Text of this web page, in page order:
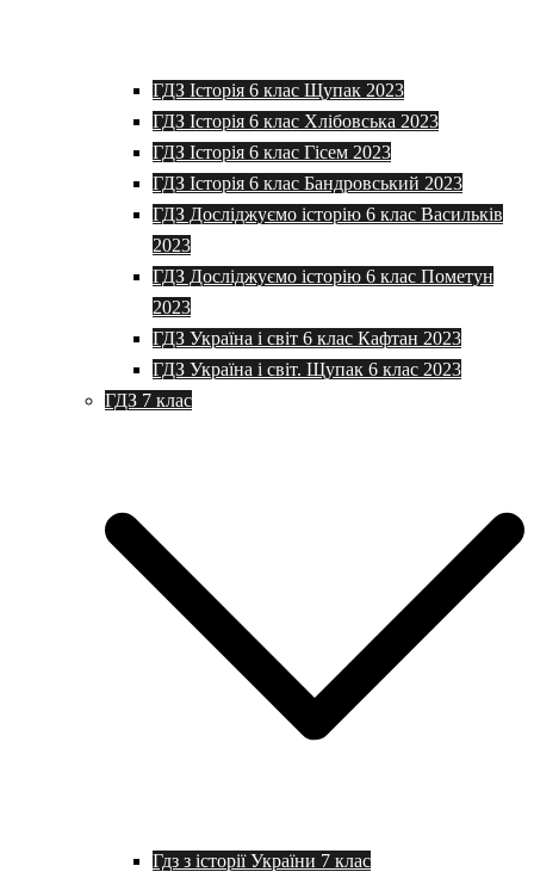
ГДЗ Історія 6 клас Щупак 2023
ГДЗ Історія 6 клас Хлібовська 2023
ГДЗ Історія 6 клас Гісем 2023
ГДЗ Історія 6 клас Бандровський 2023
ГДЗ Досліджуємо історію 6 клас Васильків
2023
ГДЗ Досліджуємо історію 6 клас Пометун
2023
ГДЗ Україна і світ 6 клас Кафтан 2023
ГДЗ Україна і світ. Щупак 6 клас 2023
ГДЗ 7 клас
Гдз з історії України 7 клас